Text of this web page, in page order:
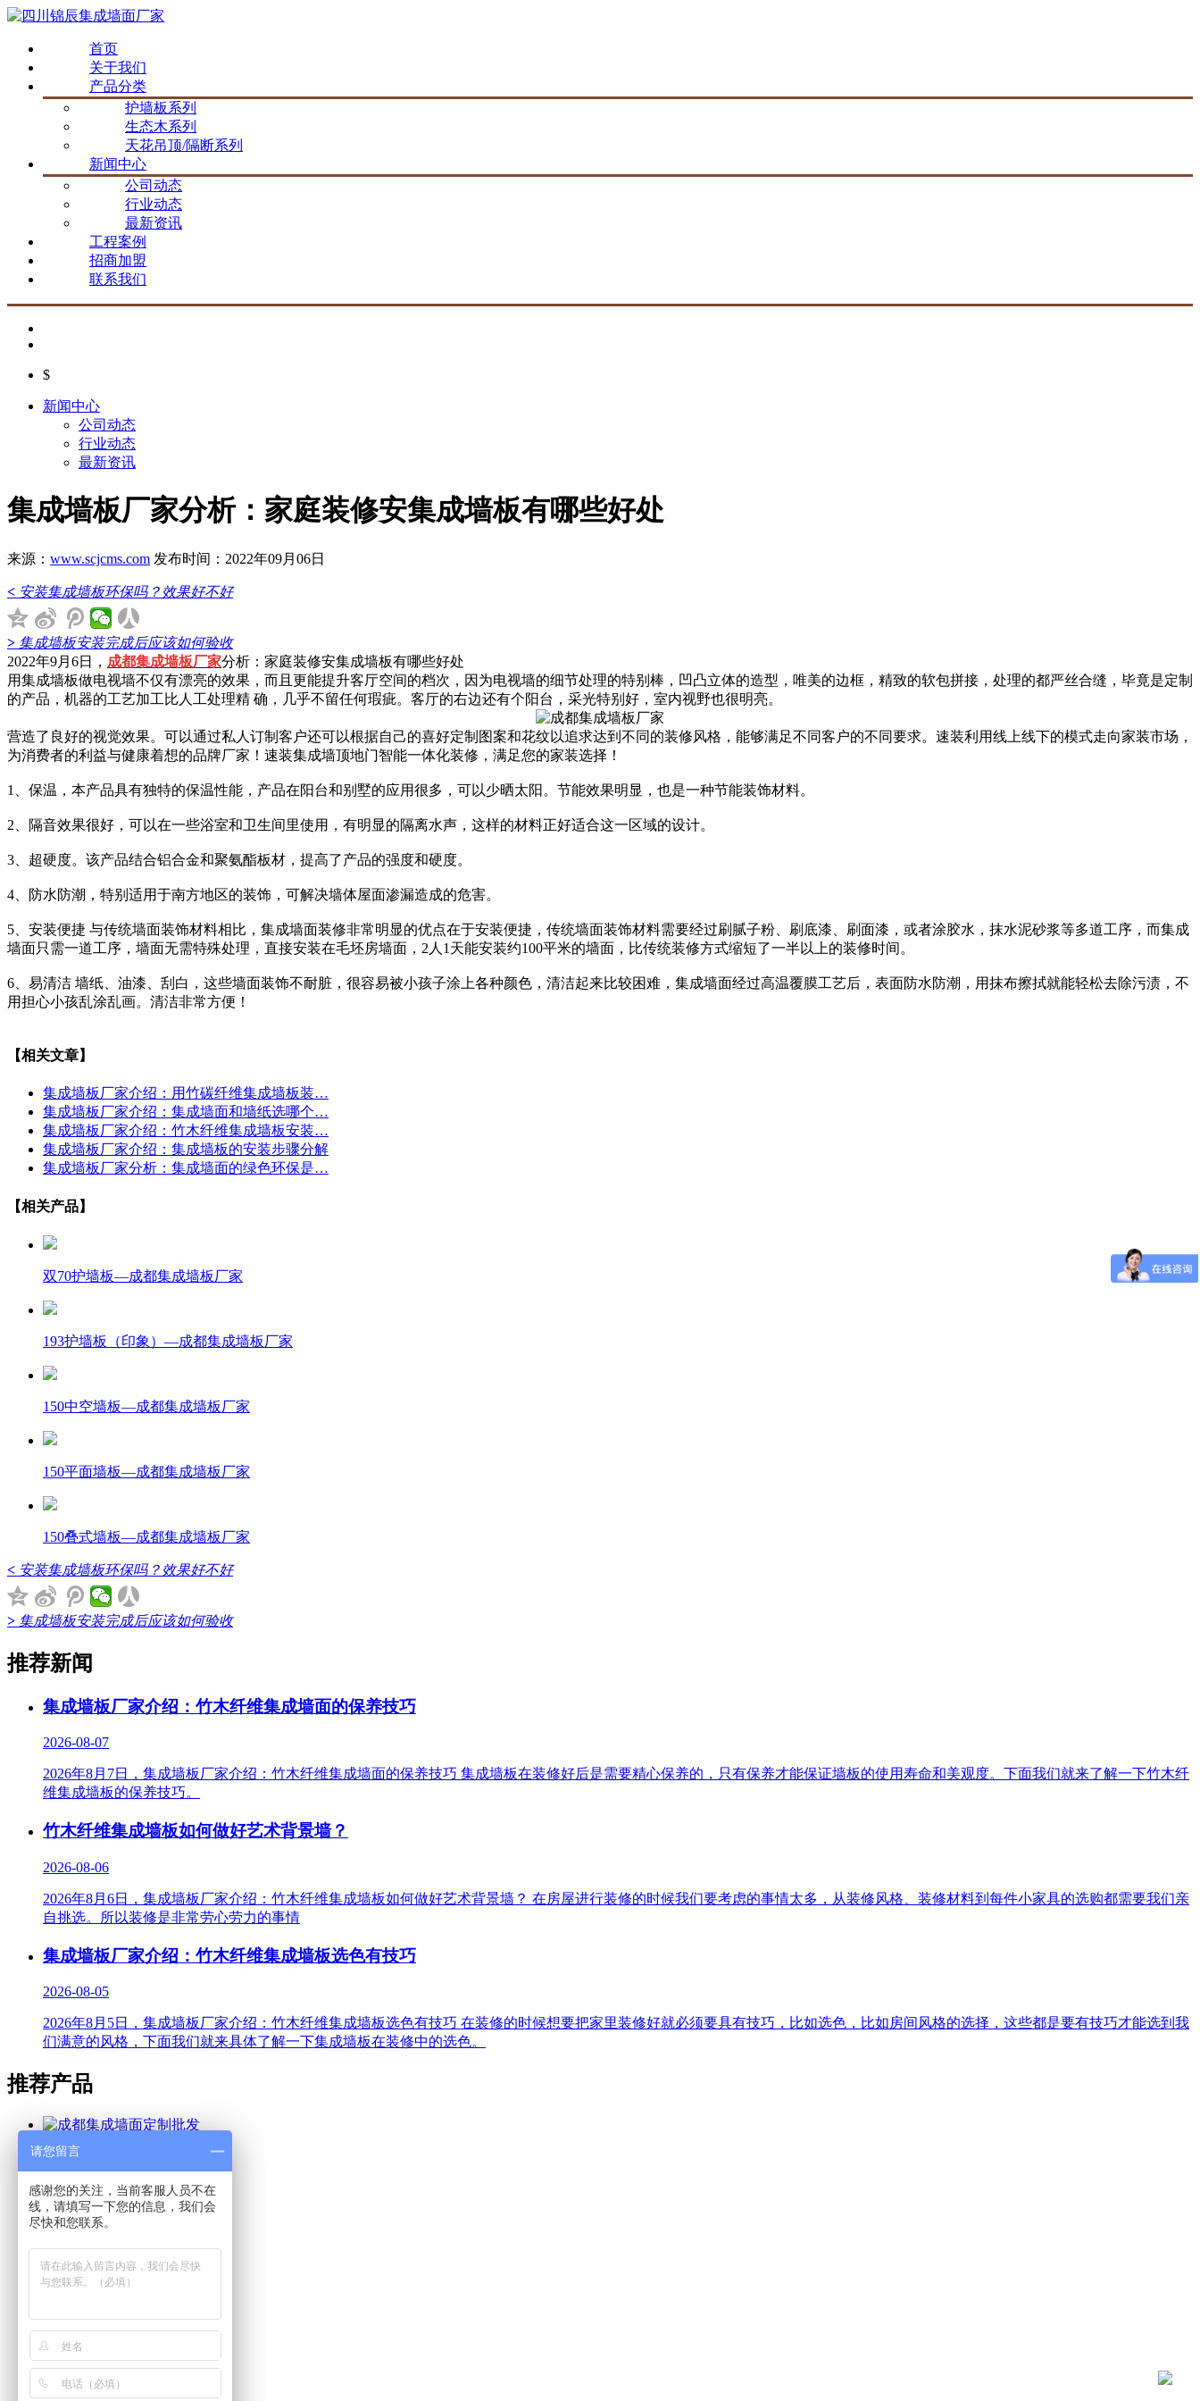
首页
关于我们
产品分类
护墙板系列
生态木系列
天花吊顶/隔断系列
新闻中心
公司动态
行业动态
最新资讯
工程案例
招商加盟
联系我们
$
新闻中心
公司动态
行业动态
最新资讯
集成墙板厂家分析：家庭装修安集成墙板有哪些好处
来源： www.scjcms.com 发布时间：2022年09月06日
< 安装集成墙板环保吗？效果好不好
> 集成墙板安装完成后应该如何验收
2022年9月6日， 成都集成墙板厂家分析：家庭装修安集成墙板有哪些好处
用集成墙板做电视墙不仅有漂亮的效果，而且更能提升客厅空间的档次，因为电视墙的细节处理的特别棒，凹凸立体的造型，唯美的边框，精致的软包拼接，处理的都严丝合缝，毕竟是定制
的产品，机器的工艺加工比人工处理精 确，几乎不留任何瑕疵。客厅的右边还有个阳台，采光特别好，室内视野也很明亮。
营造了良好的视觉效果。可以通过私人订制客户还可以根据自己的喜好定制图案和花纹以追求达到不同的装修风格，能够满足不同客户的不同要求。速装利用线上线下的模式走向家装市场，
为消费者的利益与健康着想的品牌厂家！速装集成墙顶地门智能一体化装修，满足您的家装选择！
1、保温，本产品具有独特的保温性能，产品在阳台和别墅的应用很多，可以少晒太阳。节能效果明显，也是一种节能装饰材料。
2、隔音效果很好，可以在一些浴室和卫生间里使用，有明显的隔离水声，这样的材料正好适合这一区域的设计。
3、超硬度。该产品结合铝合金和聚氨酯板材，提高了产品的强度和硬度。
4、防水防潮，特别适用于南方地区的装饰，可解决墙体屋面渗漏造成的危害。
5、安装便捷 与传统墙面装饰材料相比，集成墙面装修非常明显的优点在于安装便捷，传统墙面装饰材料需要经过刷腻子粉、刷底漆、刷面漆，或者涂胶水，抹水泥砂浆等多道工序，而集成
墙面只需一道工序，墙面无需特殊处理，直接安装在毛坯房墙面，2人1天能安装约100平米的墙面，比传统装修方式缩短了一半以上的装修时间。
6、易清洁 墙纸、油漆、刮白，这些墙面装饰不耐脏，很容易被小孩子涂上各种颜色，清洁起来比较困难，集成墙面经过高温覆膜工艺后，表面防水防潮，用抹布擦拭就能轻松去除污渍，不
用担心小孩乱涂乱画。清洁非常方便！
【相关文章】
集成墙板厂家介绍：用竹碳纤维集成墙板装…
集成墙板厂家介绍：集成墙面和墙纸选哪个…
集成墙板厂家介绍：竹木纤维集成墙板安装…
集成墙板厂家介绍：集成墙板的安装步骤分解
集成墙板厂家分析：集成墙面的绿色环保是…
【相关产品】
双70护墙板—成都集成墙板厂家
193护墙板（印象）—成都集成墙板厂家
150中空墙板—成都集成墙板厂家
150平面墙板—成都集成墙板厂家
150叠式墙板—成都集成墙板厂家
< 安装集成墙板环保吗？效果好不好
> 集成墙板安装完成后应该如何验收
推荐新闻
集成墙板厂家介绍：竹木纤维集成墙面的保养技巧
2026-08-07
2026年8月7日，集成墙板厂家介绍：竹木纤维集成墙面的保养技巧 集成墙板在装修好后是需要精心保养的，只有保养才能保证墙板的使用寿命和美观度。下面我们就来了解一下竹木纤
维集成墙板的保养技巧。
竹木纤维集成墙板如何做好艺术背景墙？
2026-08-06
2026年8月6日，集成墙板厂家介绍：竹木纤维集成墙板如何做好艺术背景墙？ 在房屋进行装修的时候我们要考虑的事情太多，从装修风格、装修材料到每件小家具的选购都需要我们亲
自挑选。所以装修是非常劳心劳力的事情
集成墙板厂家介绍：竹木纤维集成墙板选色有技巧
2026-08-05
2026年8月5日，集成墙板厂家介绍：竹木纤维集成墙板选色有技巧 在装修的时候想要把家里装修好就必须要具有技巧，比如选色，比如房间风格的选择，这些都是要有技巧才能选到我
们满意的风格，下面我们就来具体了解一下集成墙板在装修中的选色。
推荐产品
成都集成墙面定制批发
四川锦之辰建材有限公司
版权所有:四川锦之辰建材有限公司
请您留言
感谢您的关注，当前客服人员不在
线，请填写一下您的信息，我们会
尽快和您联系。